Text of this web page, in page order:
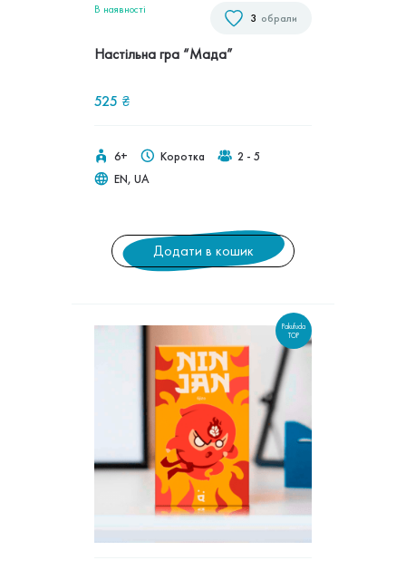
обрали
3
В наявностi
Настільна гра “Мада”
525 ₴
6+ Коротка
2 - 5
EN, UA
Додати в кошик
Pakufuda
TOP